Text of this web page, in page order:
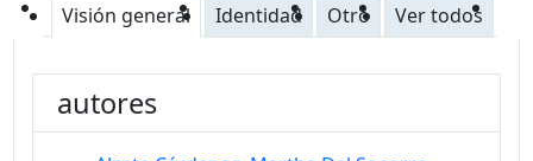
Visión general Identidad Otro Ver todos
autores